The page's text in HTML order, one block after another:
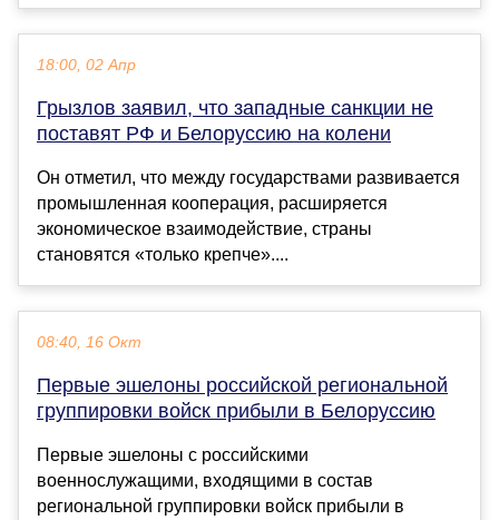
18:00, 02 Апр
Грызлов заявил, что западные санкции не
поставят РФ и Белоруссию на колени
Он отметил, что между государствами развивается
промышленная кооперация, расширяется
экономическое взаимодействие, страны
становятся «только крепче»....
08:40, 16 Окт
Первые эшелоны российской региональной
группировки войск прибыли в Белоруссию
Первые эшелоны с российскими
военнослужащими, входящими в состав
региональной группировки войск прибыли в